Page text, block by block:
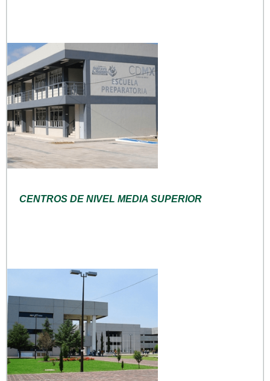
CENTROS DE NIVEL MEDIA SUPERIOR